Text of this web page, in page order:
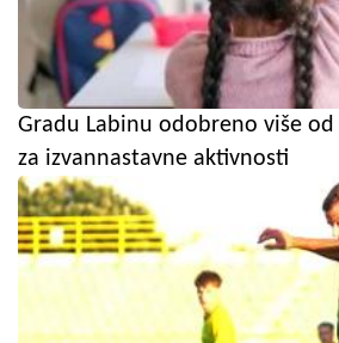
Gradu Labinu odobreno više od
za izvannastavne aktivnosti